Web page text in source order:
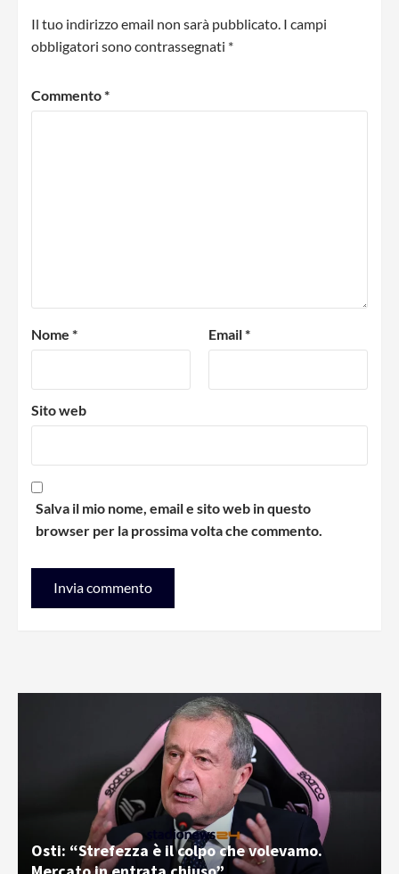
Il tuo indirizzo email non sarà pubblicato. I campi
obbligatori sono contrassegnati *
Commento*
Nome * Email*
Sito web
Salva il mio nome, email e sito web in questo
browser per la prossima volta che commento.
Osti: “Strefezza è il colpo che volevamo.